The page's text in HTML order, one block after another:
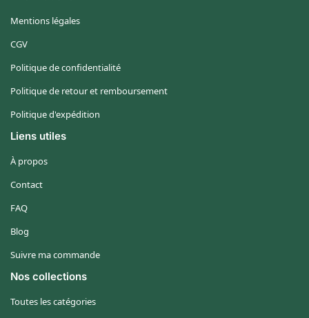
Mentions légales
CGV
Politique de confidentialité
Politique de retour et remboursement
Politique d'expédition
Liens utiles
À propos
Contact
FAQ
Blog
Suivre ma commande
Nos collections
Toutes les catégories